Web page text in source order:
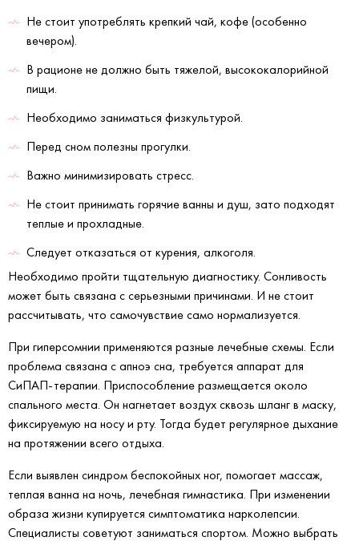
Не стоит употреблять крепкий чай, кофе (особенно
вечером).
В рационе не должно быть тяжелой, высококалорийной
пищи.
Необходимо заниматься физкультурой.
Перед сном полезны прогулки.
Важно минимизировать стресс.
Не стоит принимать горячие ванны и душ, зато подходят
теплые и прохладные.
Следует отказаться от курения, алкоголя.
Необходимо пройти тщательную диагностику. Сонливость
может быть связана с серьезными причинами. И не стоит
рассчитывать, что самочувствие само нормализуется.
При гиперсомнии применяются разные лечебные схемы. Если
проблема связана с апноэ сна, требуется аппарат для
СиПАП-терапии. Приспособление размещается около
спального места. Он нагнетает воздух сквозь шланг в маску,
фиксируемую на носу и рту. Тогда будет регулярное дыхание
на протяжении всего отдыха.
Если выявлен синдром беспокойных ног, помогает массаж,
теплая ванна на ночь, лечебная гимнастика. При изменении
образа жизни купируется симптоматика нарколепсии.
Специалисты советуют заниматься спортом. Можно выбрать